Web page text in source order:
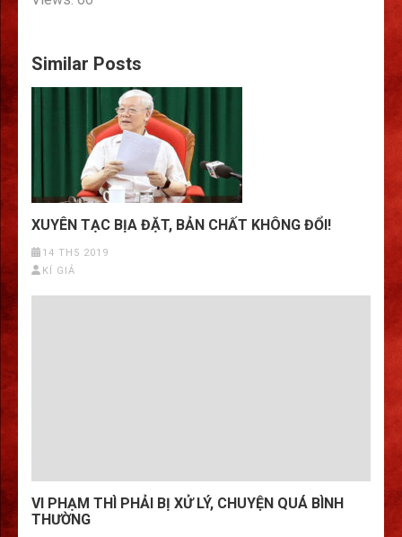
Similar Posts
XUYÊN TẠC BỊA ĐẶT, BẢN CHẤT KHÔNG ĐỔI!
14 TH5 2019
KÍ GIẢ
VI PHẠM THÌ PHẢI BỊ XỬ LÝ, CHUYỆN QUÁ BÌNH
THƯỜNG